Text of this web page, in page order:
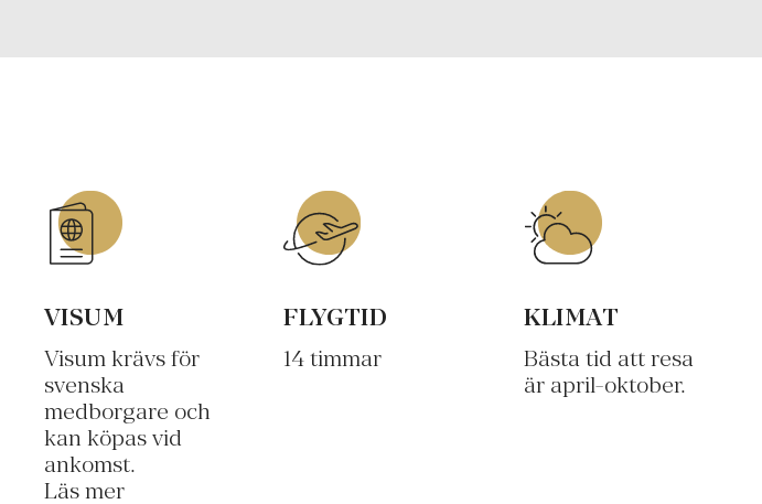
VISUM
Visum krävs för
svenska
medborgare och
kan köpas vid
ankomst.
Läs mer
FLYGTID
14 timmar
KLIMAT
Bästa tid att resa
är april-oktober.